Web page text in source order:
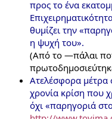
προς το ένα
θυμίζει την
η ψυχή του».
(Από το —πάλαι
Ατελέσφορα μέτρα
χρονία κρίση που
όχι «παρηγοριά